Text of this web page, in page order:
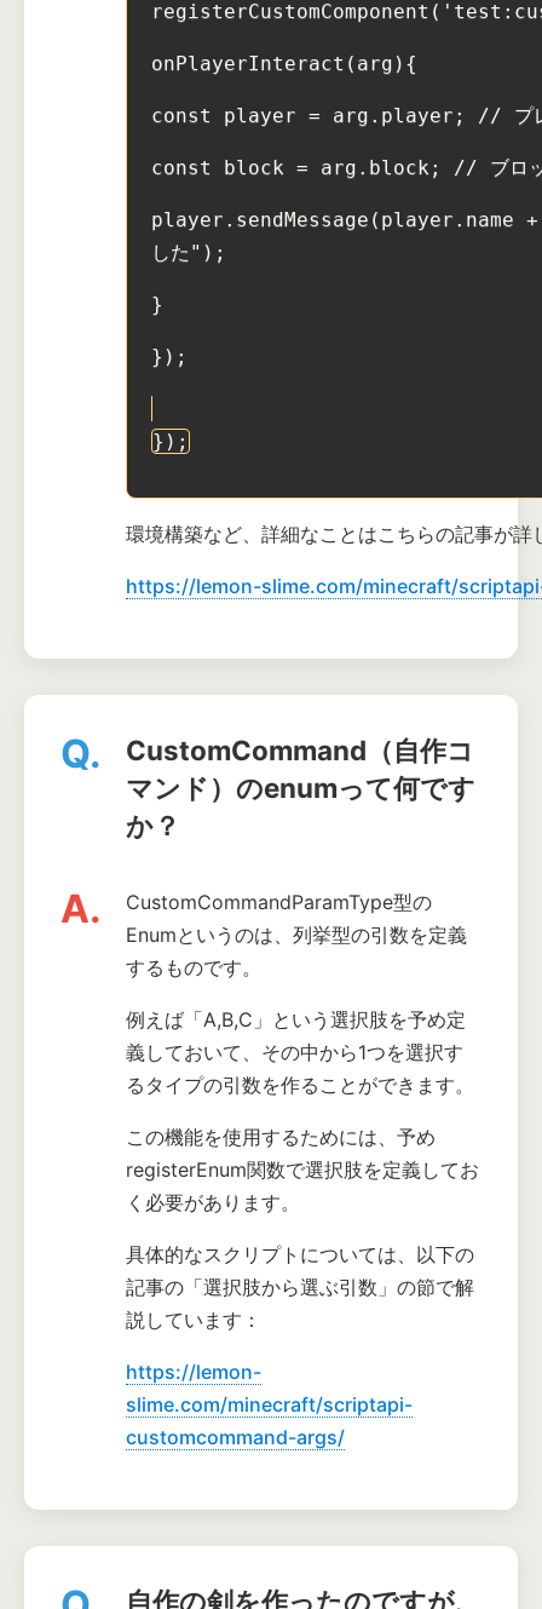
onPlayerInteract(arg){
const player = arg.player; // プレ
const block = arg.block; // ブロッ
した");
}
});
});
環境構築など、詳細なことはこちらの記事が詳
https://lemon-slime.com/minecraft/
Q.
CustomCommand（自作コ
マンド）のenumって何です
か？
A.
CustomCommandParamType型の
Enumというのは、列挙型の引数を定義
するものです。
例えば「A,B,C」という選択肢を予め定
義しておいて、その中から1つを選択す
るタイプの引数を作ることができます。
この機能を使用するためには、予め
registerEnum関数で選択肢を定義してお
く必要があります。
具体的なスクリプトについては、以下の
記事の「選択肢から選ぶ引数」の節で解
説しています：
https://lemon-
slime.com/minecraft/scriptapi-
customcommand-args/
自作の剣を作ったのですが、